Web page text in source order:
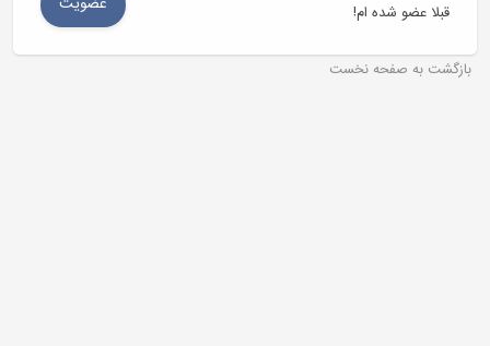
قبلا عضو شده ام!
بازگشت به صفحه نخست